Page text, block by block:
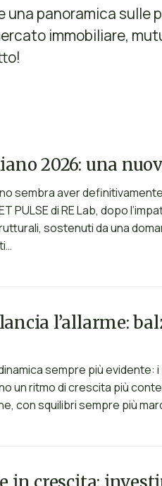
una panoramica
immobiliare,
2026: una
sembra aver
PULSE di RE Lab, dopo
sostenuti da una
l’allarme:
sempre più
un ritmo di crescita più
con squilibri sempre più